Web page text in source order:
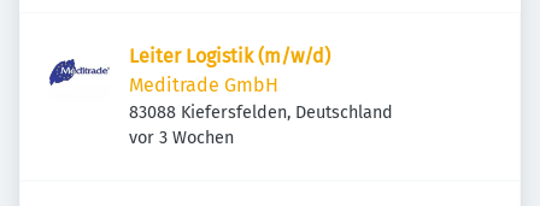
Leiter Logistik (m/w/d)
Meditrade GmbH
83088 Kiefersfelden, Deutschland
Veröffentlicht
vor 3 Wochen